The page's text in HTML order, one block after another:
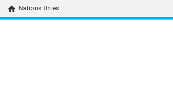
home Nations Unies